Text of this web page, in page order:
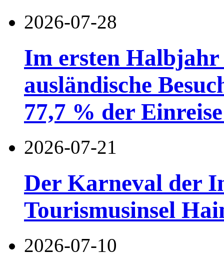
2026-07-28
Im ersten
ausländische
77,7 % der
2026-07-21
Der Karneval der
Tourismusinsel
2026-07-10